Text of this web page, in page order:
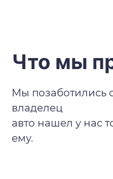
Что мы
Мы позаботились
владелец
авто нашел у нас
ему.